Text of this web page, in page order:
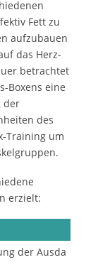
Fett zu
aufzubauen
das Herz-
betrachtet
Boxens eine
der
des
Training um
erzielt:
der Ausda